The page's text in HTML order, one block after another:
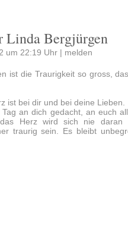
Linda Bergjürgen
um 22:19 Uhr | melden
ist die Traurigkeit so gross,
ist bei dir und bei deine Lieben.
an dich gedacht, an euch
Herz wird sich nie daran
traurig sein. Es bleibt